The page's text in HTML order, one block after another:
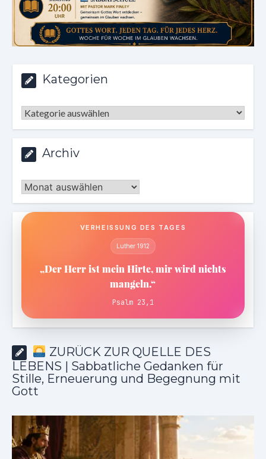
Kategorien
Kategorien
Archiv
Archiv
VERHEISSUNG DES TAGES
Luther 1912
„Der Herr ist mein Hirte, mir wird nichts
mangeln.“
Psalm 23,1
ZURÜCK ZUR QUELLE DES
LEBENS | Sabbatliche Gedanken für
Stille, Erneuerung und Begegnung mit
Gott